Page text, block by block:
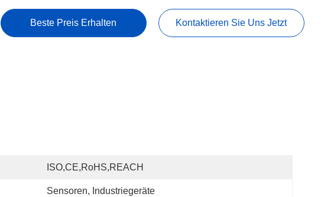
Beste Preis Erhalten Kontaktieren Sie Uns Jetzt
ISO,CE,RoHS,REACH
Sensoren, Industriegeräte